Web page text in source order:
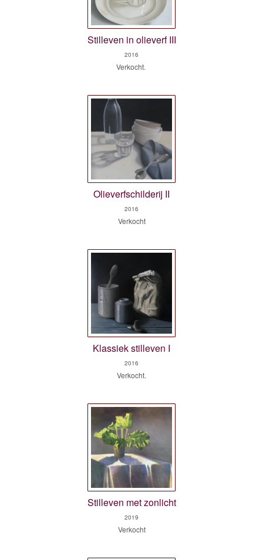
Stilleven in olieverf III
2016
Verkocht.
Olieverfschilderij II
2016
Verkocht
Klassiek stilleven I
2016
Verkocht.
Stilleven met zonlicht
2019
Verkocht